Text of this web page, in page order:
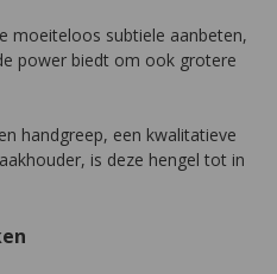
moeiteloos subtiele aanbeten,
power biedt om ook grotere
handgreep, een kwalitatieve
is deze hengel tot in